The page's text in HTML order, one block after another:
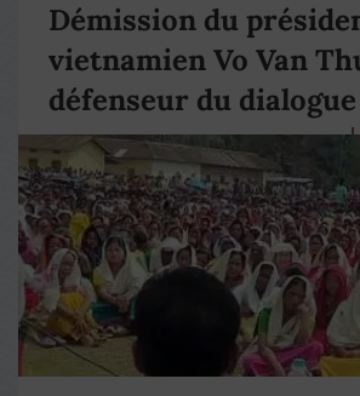
Démission du
vietnamien Vo Van
défenseur du dialogue
pape François